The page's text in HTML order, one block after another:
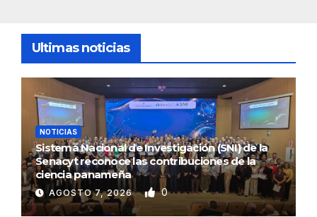
Ultimas noticias
NOTICIAS
Sistema Nacional de Investigación (SNI) de la
Senacyt reconoce las contribuciones de la
ciencia panameña
AGOSTO 7, 2026 0